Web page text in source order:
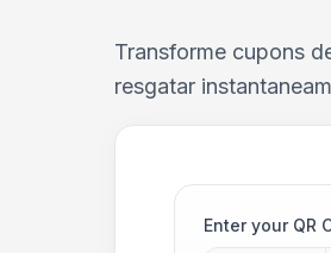
Transforme cupons
resgatar
Enter your QR